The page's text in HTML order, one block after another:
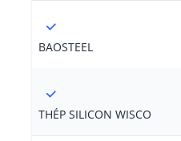
BAOSTEEL
THÉP SILICON WISCO